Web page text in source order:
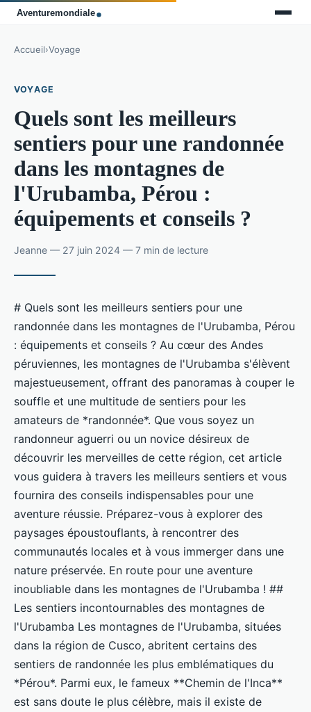
Accueil›Voyage
VOYAGE
Quels sont les meilleurs
sentiers pour une randonnée
dans les montagnes de
l'Urubamba, Pérou :
équipements et conseils ?
Jeanne — 27 juin 2024 — 7 min de lecture
# Quels sont les meilleurs sentiers pour une
randonnée dans les montagnes de l'Urubamba, Pérou
: équipements et conseils ? Au cœur des Andes
péruviennes, les montagnes de l'Urubamba s'élèvent
majestueusement, offrant des panoramas à couper le
souffle et une multitude de sentiers pour les
amateurs de *randonnée*. Que vous soyez un
randonneur aguerri ou un novice désireux de
découvrir les merveilles de cette région, cet article
vous guidera à travers les meilleurs sentiers et vous
fournira des conseils indispensables pour une
aventure réussie. Préparez-vous à explorer des
paysages époustouflants, à rencontrer des
communautés locales et à vous immerger dans une
nature préservée. En route pour une aventure
inoubliable dans les montagnes de l'Urubamba ! ##
Les sentiers incontournables des montagnes de
l'Urubamba Les montagnes de l'Urubamba, situées
dans la région de Cusco, abritent certains des
sentiers de randonnée les plus emblématiques du
*Pérou*. Parmi eux, le fameux **Chemin de l'Inca**
est sans doute le plus célèbre, mais il existe de